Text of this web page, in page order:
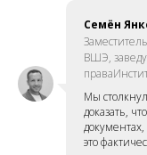
Семён
ВШЭ,
Мы
доказать,
документах,
это